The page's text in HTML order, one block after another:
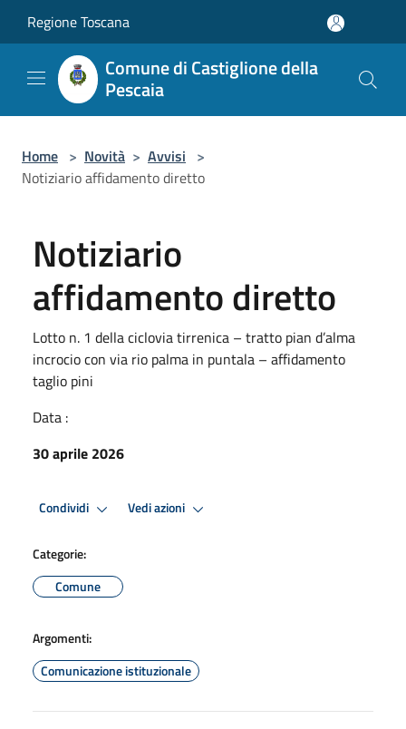
Regione Toscana
Comune di Castiglione della
Pescaia
Home > Novità > Avvisi >
Notiziario affidamento diretto
Notiziario
affidamento diretto
Lotto n. 1 della ciclovia tirrenica – tratto pian d’alma
incrocio con via rio palma in puntala – affidamento
taglio pini
Data :
30 aprile 2026
Condividi Vedi azioni
Categorie:
Comune
Argomenti:
Comunicazione istituzionale